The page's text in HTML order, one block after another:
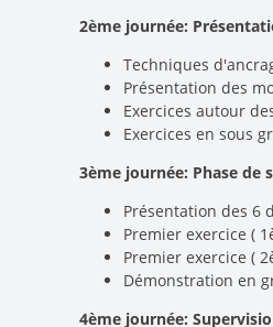
2ème journée:
Techniques
Présentation des
Exercices autour
Exercices en sous
3ème journée: Phase
Présentation des 6
Premier exercice (
Premier exercice (
Démonstration en
4ème journée: